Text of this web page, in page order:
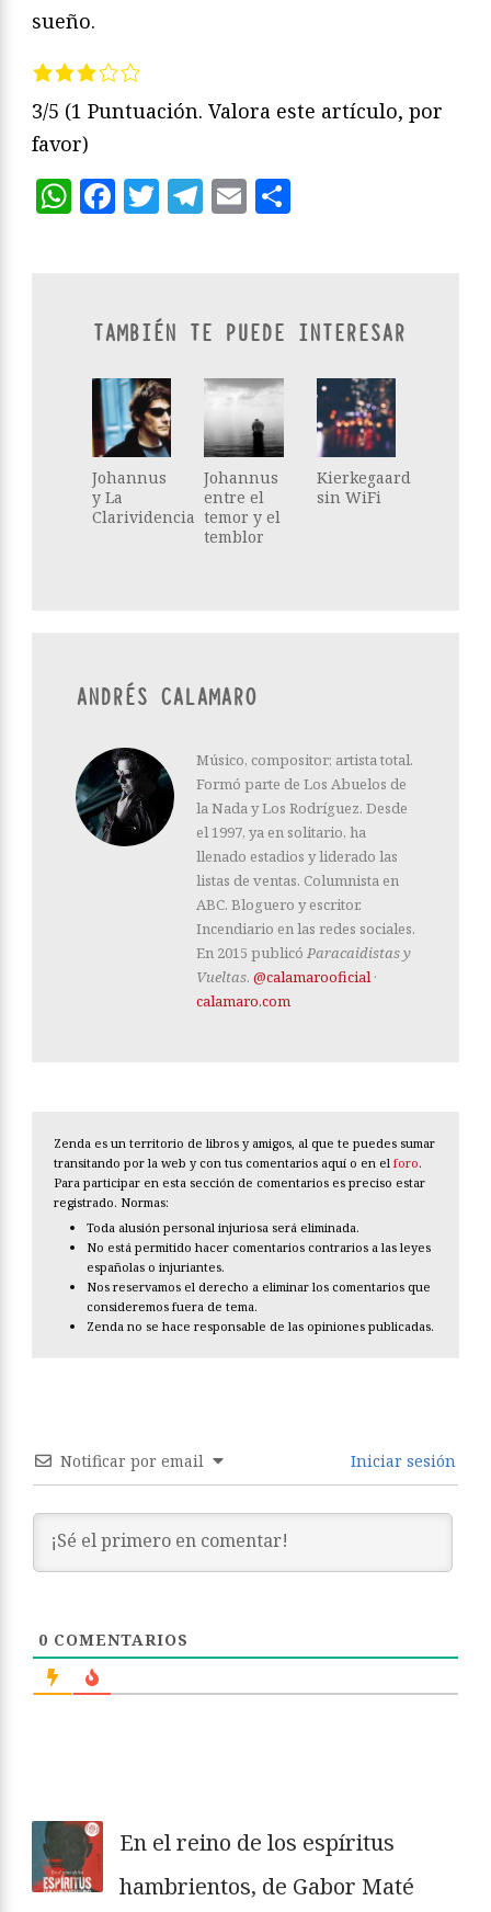
sueño.
3/5 (1 Puntuación. Valora este artículo, por
favor)
WhatsApp
Facebook
Twitter
Telegram
Email
TAMBIÉN TE PUEDE INTERESAR
Johannus
y La
Clarividencia
Johannus
entre el
temor y el
temblor
Kierkegaard
sin WiFi
ANDRÉS CALAMARO
Músico, compositor; artista total.
Formó parte de Los Abuelos de
la Nada y Los Rodríguez. Desde
el 1997, ya en solitario, ha
llenado estadios y liderado las
listas de ventas. Columnista en
ABC. Bloguero y escritor.
Incendiario en las redes sociales.
En 2015 publicó Paracaidistas y
Vueltas. @calamarooficial·
calamaro.com
Zenda es un territorio de libros y amigos, al que te puedes sumar
transitando por la web y con tus comentarios aquí o en el foro.
Para participar en esta sección de comentarios es preciso estar
registrado. Normas:
Toda alusión personal injuriosa será eliminada.
No está permitido hacer comentarios contrarios a las leyes
españolas o injuriantes.
Nos reservamos el derecho a eliminar los comentarios que
consideremos fuera de tema.
Zenda no se hace responsable de las opiniones publicadas.
Notificar por email Iniciar sesión
0 COMENTARIOS
En el reino de los espíritus
hambrientos, de Gabor Maté